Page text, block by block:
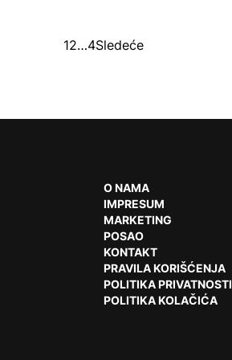
12…4Sledeće
O NAMA
IMPRESUM
MARKETING
POSAO
KONTAKT
PRAVILA KORIŠĆENJA
POLITIKA PRIVATNOSTI
POLITIKA KOLAČIĆA